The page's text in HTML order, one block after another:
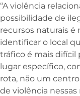
“A violência
possibilidade de
recursos naturais é
identificar o local
tráfico é mais difícil
lugar específico,
rota, não um
de violência